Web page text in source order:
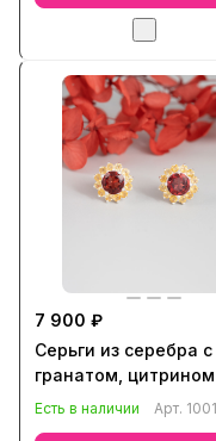
7 900 ₽
Серьги из серебра с
гранатом, цитрином
Есть в наличии Арт.